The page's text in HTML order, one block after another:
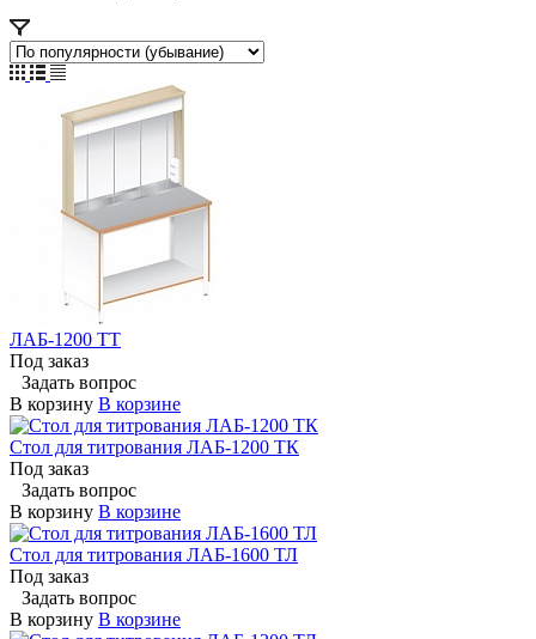
ЛАБ-1200 ТТ
Под заказ
Задать вопрос
В корзину В корзине
Стол для титрования ЛАБ-1200 ТК
Под заказ
Задать вопрос
В корзину В корзине
Стол для титрования ЛАБ-1600 ТЛ
Под заказ
Задать вопрос
В корзину В корзине